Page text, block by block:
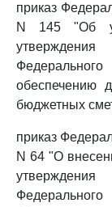
приказ
N 145 "Об
обеспечению
бюджетных
приказ
N 64 "О